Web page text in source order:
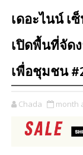
เดอะไนน์ เ
เปิดพื้นที่จัด
เพื่อชุมชน
Chada month